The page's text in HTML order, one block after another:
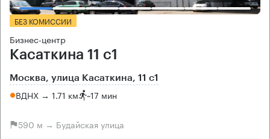
БЕЗ КОМИССИИ
Бизнес-центр
Касаткина 11 с1
Москва, улица Касаткина, 11 с1
ВДНХ → 1.71 км ~17 мин
590 м → Будайская улица